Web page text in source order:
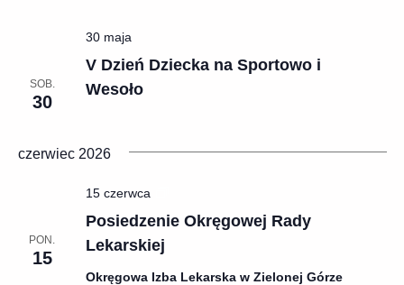
SOB.
30
V Dzień Dziecka na Sportowo i
Wesoło
30 maja
czerwiec 2026
PON.
15
Posiedzenie Okręgowej Rady
Lekarskiej
15 czerwca
Rady
Okręgowa Izba Lekarska w Zielonej Górze